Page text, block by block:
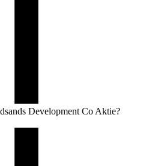
Development Co Aktie?